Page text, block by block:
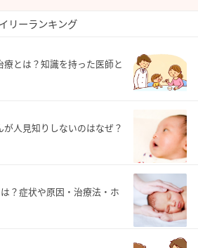
リーランキング
とは？知識を持った医師と
が人見知りしないのはなぜ？
？症状や原因・治療法・ホ